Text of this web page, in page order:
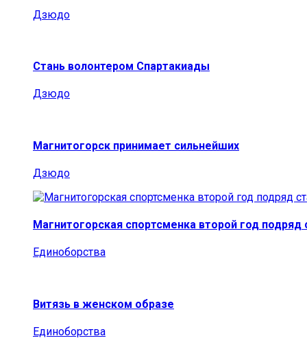
Дзюдо
Стань волонтером Спартакиады
Дзюдо
Магнитогорск принимает сильнейших
Дзюдо
Магнитогорская спортсменка второй год подряд
Единоборства
Витязь в женском образе
Единоборства